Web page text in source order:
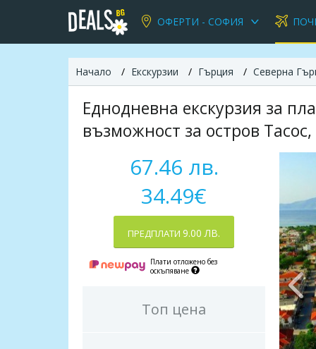
ОФЕРТИ - СОФИЯ
Начало Екскурзии Гърция Северна
Еднодневна екскурзия за
възможност за остров
67.46 лв.
34.49€
ПРЕДПЛАТИ9.00 ЛВ.
Плати отложено без
оскъпяване
Топ цена